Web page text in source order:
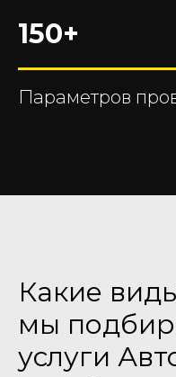
150+
Параметров
Какие
мы
услуги